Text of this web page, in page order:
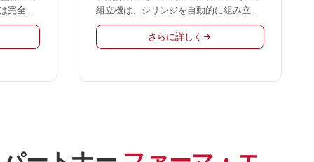
完全に
で簡単
必要と
組立機は、シリンジを自動的に組み立て
るために使用されます。ルアースリップ
タイプ、ルアーロックタイプ等あらゆる
注射器を生産できます。私たちの注射器
さらに詳しく